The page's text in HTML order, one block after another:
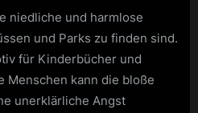
niedliche und harmlose
und Parks zu finden sind.
für Kinderbücher und
Menschen kann die bloße
unerklärliche Angst